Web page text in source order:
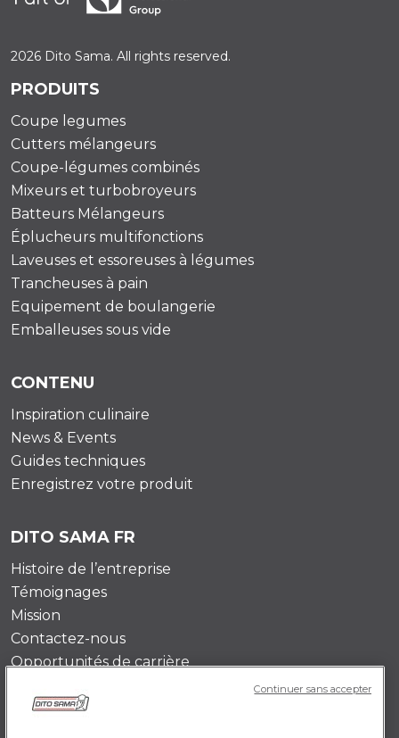
2026 Dito Sama. All rights reserved.
PRODUITS
Coupe legumes
Cutters mélangeurs
Coupe-légumes combinés
Mixeurs et turbobroyeurs
Batteurs Mélangeurs
Éplucheurs multifonctions
Laveuses et essoreuses à légumes
Trancheuses à pain
Equipement de boulangerie
Emballeuses sous vide
CONTENU
Inspiration culinaire
News & Events
Guides techniques
Enregistrez votre produit
DITO SAMA FR
Histoire de l’entreprise
Témoignages
Mission
Contactez-nous
Opportunités de carrière
POLICY FR
Continuer sans accepter